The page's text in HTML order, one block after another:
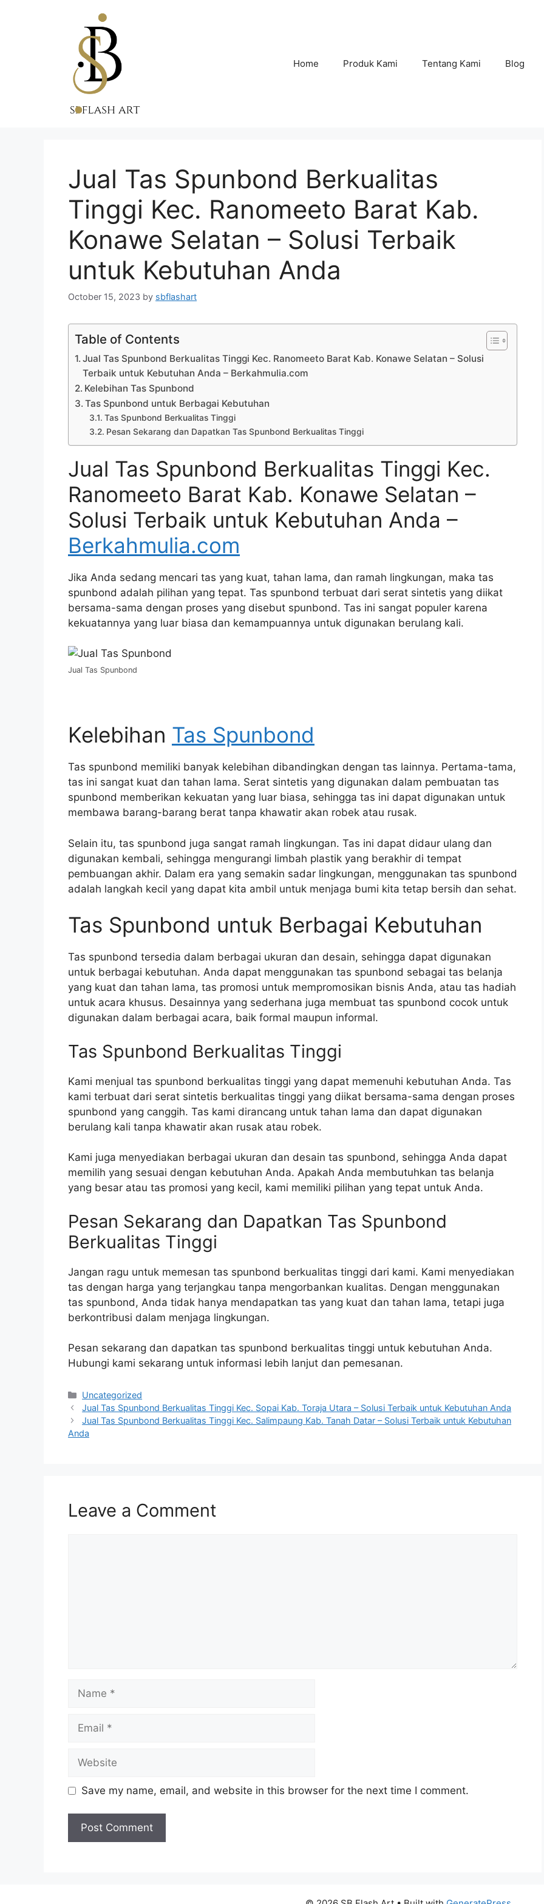
Home Produk Kami Tentang Kami Blog
Jual Tas Spunbond Berkualitas
Tinggi Kec. Ranomeeto Barat Kab.
Konawe Selatan – Solusi Terbaik
untuk Kebutuhan Anda
October 15, 2023 by sbflashart
Table of Contents
Jual Tas Spunbond Berkualitas Tinggi Kec. Ranomeeto Barat Kab. Konawe Selatan – Solusi
Terbaik untuk Kebutuhan Anda – Berkahmulia.com
Kelebihan Tas Spunbond
Tas Spunbond untuk Berbagai Kebutuhan
Tas Spunbond Berkualitas Tinggi
Pesan Sekarang dan Dapatkan Tas Spunbond Berkualitas Tinggi
Jual Tas Spunbond Berkualitas Tinggi Kec.
Ranomeeto Barat Kab. Konawe Selatan –
Solusi Terbaik untuk Kebutuhan Anda –
Berkahmulia.com
Jika Anda sedang mencari tas yang kuat, tahan lama, dan ramah lingkungan, maka tas
spunbond adalah pilihan yang tepat. Tas spunbond terbuat dari serat sintetis yang diikat
bersama-sama dengan proses yang disebut spunbond. Tas ini sangat populer karena
kekuatannya yang luar biasa dan kemampuannya untuk digunakan berulang kali.
Jual Tas Spunbond
Kelebihan Tas Spunbond
Tas spunbond memiliki banyak kelebihan dibandingkan dengan tas lainnya. Pertama-tama,
tas ini sangat kuat dan tahan lama. Serat sintetis yang digunakan dalam pembuatan tas
spunbond memberikan kekuatan yang luar biasa, sehingga tas ini dapat digunakan untuk
membawa barang-barang berat tanpa khawatir akan robek atau rusak.
Selain itu, tas spunbond juga sangat ramah lingkungan. Tas ini dapat didaur ulang dan
digunakan kembali, sehingga mengurangi limbah plastik yang berakhir di tempat
pembuangan akhir. Dalam era yang semakin sadar lingkungan, menggunakan tas spunbond
adalah langkah kecil yang dapat kita ambil untuk menjaga bumi kita tetap bersih dan sehat.
Tas Spunbond untuk Berbagai Kebutuhan
Tas spunbond tersedia dalam berbagai ukuran dan desain, sehingga dapat digunakan
untuk berbagai kebutuhan. Anda dapat menggunakan tas spunbond sebagai tas belanja
yang kuat dan tahan lama, tas promosi untuk mempromosikan bisnis Anda, atau tas hadiah
untuk acara khusus. Desainnya yang sederhana juga membuat tas spunbond cocok untuk
digunakan dalam berbagai acara, baik formal maupun informal.
Tas Spunbond Berkualitas Tinggi
Kami menjual tas spunbond berkualitas tinggi yang dapat memenuhi kebutuhan Anda. Tas
kami terbuat dari serat sintetis berkualitas tinggi yang diikat bersama-sama dengan proses
spunbond yang canggih. Tas kami dirancang untuk tahan lama dan dapat digunakan
berulang kali tanpa khawatir akan rusak atau robek.
Kami juga menyediakan berbagai ukuran dan desain tas spunbond, sehingga Anda dapat
memilih yang sesuai dengan kebutuhan Anda. Apakah Anda membutuhkan tas belanja
yang besar atau tas promosi yang kecil, kami memiliki pilihan yang tepat untuk Anda.
Pesan Sekarang dan Dapatkan Tas Spunbond
Berkualitas Tinggi
Jangan ragu untuk memesan tas spunbond berkualitas tinggi dari kami. Kami menyediakan
tas dengan harga yang terjangkau tanpa mengorbankan kualitas. Dengan menggunakan
tas spunbond, Anda tidak hanya mendapatkan tas yang kuat dan tahan lama, tetapi juga
berkontribusi dalam menjaga lingkungan.
Pesan sekarang dan dapatkan tas spunbond berkualitas tinggi untuk kebutuhan Anda.
Hubungi kami sekarang untuk informasi lebih lanjut dan pemesanan.
Categories
Uncategorized
Jual Tas Spunbond Berkualitas Tinggi Kec. Sopai Kab. Toraja Utara – Solusi Terbaik untuk Kebutuhan Anda
Jual Tas Spunbond Berkualitas Tinggi Kec. Salimpaung Kab. Tanah Datar – Solusi Terbaik untuk Kebutuhan
Anda
Leave a Comment
Save my name, email, and website in this browser for the next time I comment.